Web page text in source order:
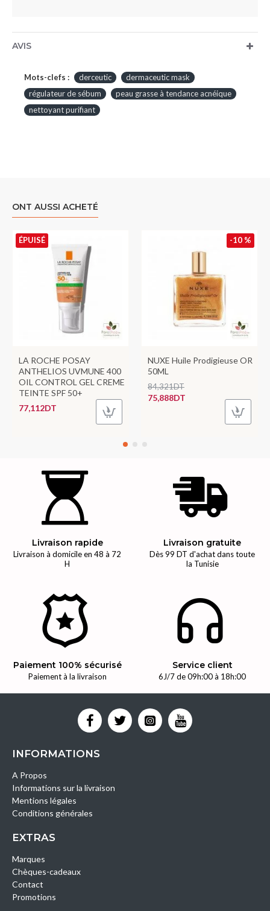
AVIS
Mots-clefs : derceutic
dermaceutic mask
régulateur de sébum
peau grasse à tendance acnéique
nettoyant purifiant
ONT AUSSI ACHETÉ
ÉPUISÉ
LA ROCHE POSAY
ANTHELIOS UVMUNE 400
OIL CONTROL GEL CREME
TEINTE SPF 50+
77,112DT
-10 %
NUXE Huile Prodigieuse OR
50ML
75,888DT
84,321DT
Livraison rapide
Livraison à domicile en 48 à 72
H
Livraison gratuite
Dès 99 DT d'achat dans toute
la Tunisie
Paiement 100% sécurisé
Paiement à la livraison
Service client
6J/7 de 09h:00 à 18h:00
INFORMATIONS
A Propos
Informations sur la livraison
Mentions légales
Conditions générales
EXTRAS
Marques
Chèques-cadeaux
Contact
Promotions